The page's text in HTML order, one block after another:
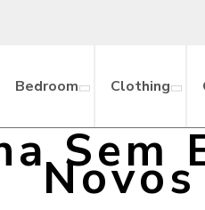
Bedroom Clothing
Sem